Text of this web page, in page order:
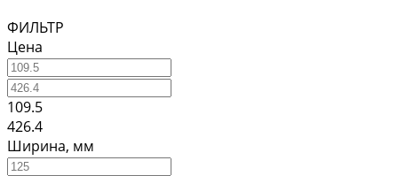
ФИЛЬТР
Цена
109.5
426.4
Ширина, мм